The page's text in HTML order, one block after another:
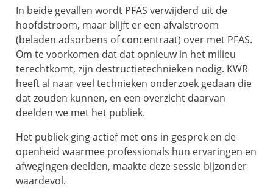
In beide gevallen wordt PFAS verwijderd uit de
hoofdstroom, maar blijft er een afvalstroom
(beladen adsorbens of concentraat) over met PFAS.
Om te voorkomen dat dat opnieuw in het milieu
terechtkomt, zijn destructietechnieken nodig. KWR
heeft al naar veel technieken onderzoek gedaan die
dat zouden kunnen, en een overzicht daarvan
deelden we met het publiek.
Het publiek ging actief met ons in gesprek en de
openheid waarmee professionals hun ervaringen en
afwegingen deelden, maakte deze sessie bijzonder
waardevol.